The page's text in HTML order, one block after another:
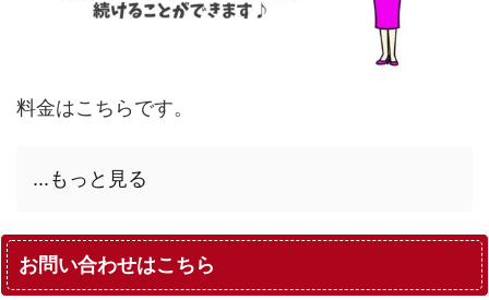
料金はこちらです。
...もっと見る
お問い合わせはこちら